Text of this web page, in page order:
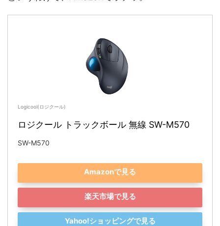
Logicool(ロジクール)
ロジクール トラックボール 無線 SW-M570
SW-M570
Amazonで見る
楽天市場で見る
Yahoo!ショッピングで見る